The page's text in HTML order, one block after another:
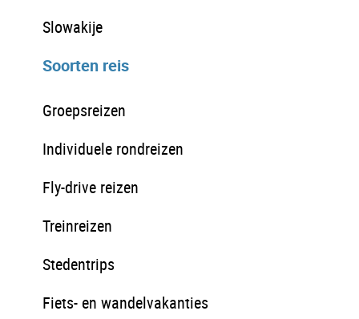
Slowakije
Soorten reis
Groepsreizen
Individuele rondreizen
Fly-drive reizen
Treinreizen
Stedentrips
Fiets- en wandelvakanties